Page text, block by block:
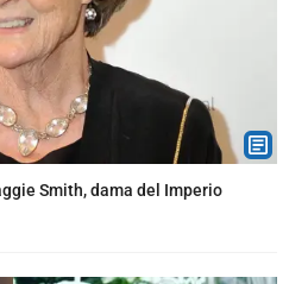
Smith, dama del Imperio